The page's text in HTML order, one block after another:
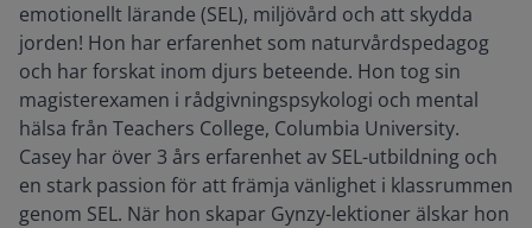
emotionellt lärande (SEL), miljövård och att skydda
jorden! Hon har erfarenhet som naturvårdspedagog
och har forskat inom djurs beteende. Hon tog sin
magisterexamen i rådgivningspsykologi och mental
hälsa från Teachers College, Columbia University.
Casey har över 3 års erfarenhet av SEL-utbildning och
en stark passion för att främja vänlighet i klassrummen
genom SEL. När hon skapar Gynzy-lektioner älskar hon